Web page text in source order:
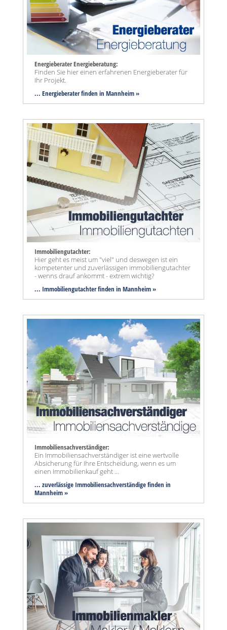
Energieberater Energieberatung:
Finden Sie hier einen erfahrenen Energieberater für
Ihr Projekt.
... Energieberater finden in Mannheim »
Immobiliengutachter:
Hier geht es meist um "viel" und deswegen ist ein
kompetenter und zuverlässigen immobiliengutachter
- wenns drauf ankommt - extrem wichtig?
... Immobiliengutachter finden in Mannheim »
Immobiliensachverständiger:
Ein Immobiliensachverständiger ist eine wertvolle
Absicherung für Ihre Entscheidung, wenn es um
einen Immobilienkauf geht ...
... zuverlässige Immobiliensachverständige finden in
Mannheim »